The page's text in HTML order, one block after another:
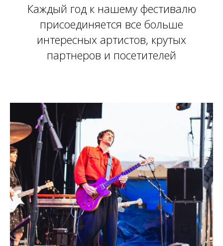
Каждый год к нашему фестивалю
присоединяется все больше
интересных артистов, крутых
партнеров и посетителей